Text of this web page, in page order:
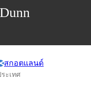
สกอตแลนด์
ระเทศ